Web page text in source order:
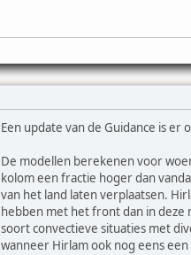
Een update van de Guidance is
De modellen berekenen voor
kolom een fractie hoger dan
van het land laten verplaatsen.
hebben met het front dan in deze
soort convectieve situaties met
wanneer Hirlam ook nog eens